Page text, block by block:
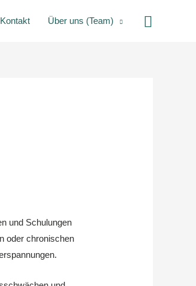
Kontakt Über uns (Team) Suche
und Schulungen
oder chronischen